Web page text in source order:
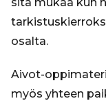
osalta.
Aivot-
myös yhteen